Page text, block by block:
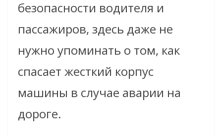
безопасности водителя и
пассажиров, здесь даже не
нужно упоминать о том, как
спасает жесткий корпус
машины в случае аварии на
дороге.